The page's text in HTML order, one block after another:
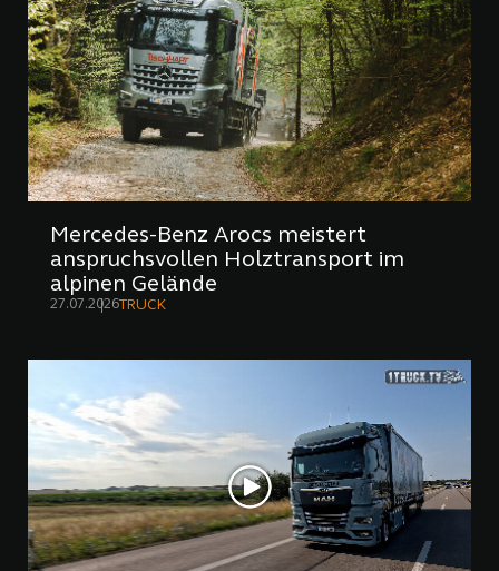
Mercedes-Benz Arocs meistert
anspruchsvollen Holztransport im
alpinen Gelände
27.07.2026TRUCK